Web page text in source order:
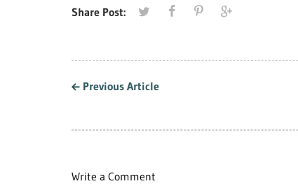
cadrul companiei
Share Post:
Previous Article
Write a Comment